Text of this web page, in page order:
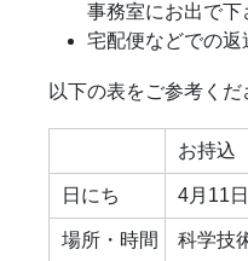
事務室にお出で下
宅配便などでの返
以下の表をご参考くだ
お持込
日にち 4月11
場所・時間 科学技